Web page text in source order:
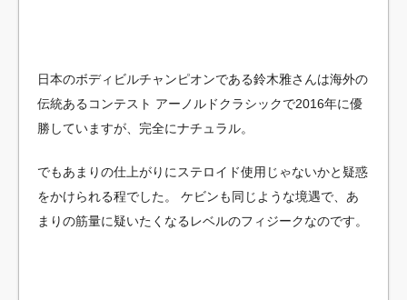
日本のボディビルチャンピオンである鈴木雅さんは海外の
伝統あるコンテスト アーノルドクラシックで2016年に優
勝していますが、完全にナチュラル。
でもあまりの仕上がりにステロイド使用じゃないかと疑惑
をかけられる程でした。
ケビンも同じような境遇で、あ
まりの筋量に疑いたくなるレベルのフィジークなのです。